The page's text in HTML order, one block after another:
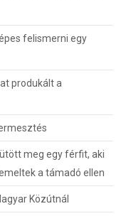
felismerni egy
produkált a
meg egy férfit, aki
a támadó ellen
Közútnál